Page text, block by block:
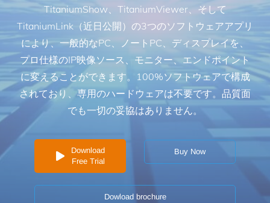
TitaniumShow、TitaniumViewer、そして
TitaniumLink（近日公開）の3つのソフトウェアアプリ
により、一般的なPC、ノートPC、ディスプレイを、
プロ仕様のIP映像ソース、モニター、エンドポイント
に変えることができます。100%ソフトウェアで構成
されており、専用のハードウェアは不要です。品質面
でも一切の妥協はありません。
Download
Free Trial
Buy Now
Dowload brochure